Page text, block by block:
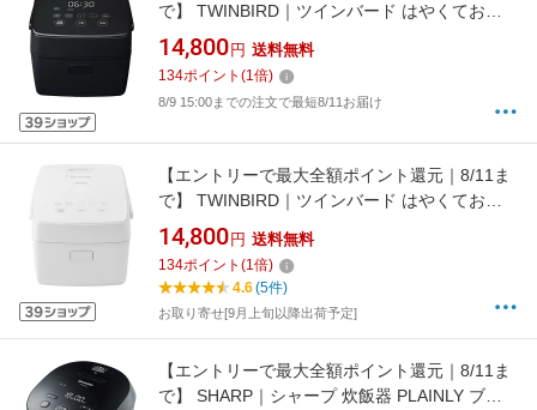
で】 TWINBIRD｜ツインバード はやくておい
しい3合IH炊飯器 ブラック RM-D793B [3合 /IH]
14,800 円 送料無料
134ポイント (1倍)
8/9 15:00までの注文で最短8/11お届け
【エントリーで最大全額ポイント還元｜8/11ま
で】 TWINBIRD｜ツインバード はやくておい
しい3合IH炊飯器 ホワイト RM-D793W [3合 /IH]
14,800 円 送料無料
134ポイント (1倍)
4.6(5件)
お取り寄せ[9月上旬以降出荷予定]
【エントリーで最大全額ポイント還元｜8/11ま
で】 SHARP｜シャープ 炊飯器 PLAINLY ブラ